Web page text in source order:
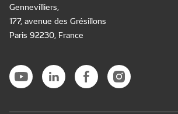
Gennevilliers,
177, avenue des Grésillons
Paris 92230, France